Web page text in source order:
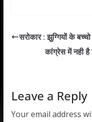
s
A
b
o
सरोकार : झुग्गियों के
कांग्रेस में नही
Leave a Reply
Your email address